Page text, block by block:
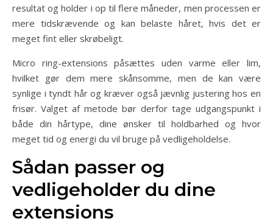
resultat og holder i op til flere måneder, men processen er
mere tidskrævende og kan belaste håret, hvis det er
meget fint eller skrøbeligt.
Micro ring-extensions påsættes uden varme eller lim,
hvilket gør dem mere skånsomme, men de kan være
synlige i tyndt hår og kræver også jævnlig justering hos en
frisør. Valget af metode bør derfor tage udgangspunkt i
både din hårtype, dine ønsker til holdbarhed og hvor
meget tid og energi du vil bruge på vedligeholdelse.
Sådan passer og
vedligeholder du dine
extensions